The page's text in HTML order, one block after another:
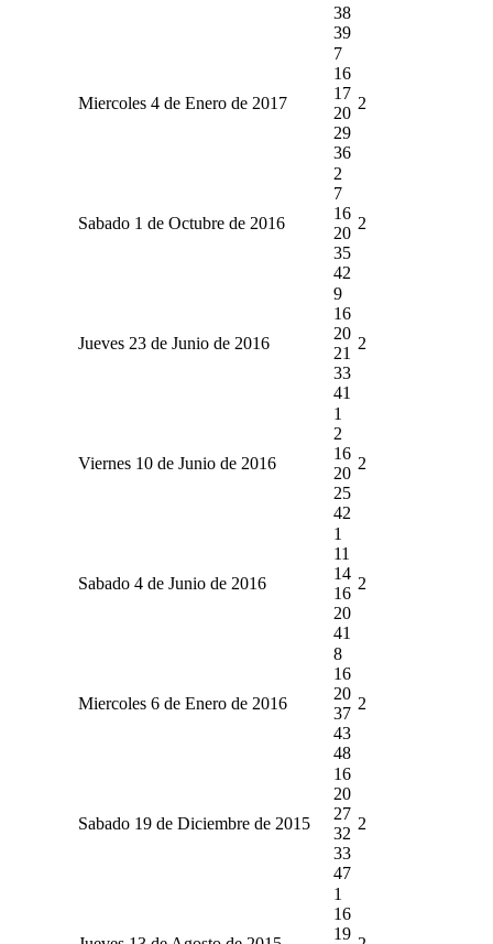
38
39
Miercoles 4 de Enero de 2017
7
16
17
20
29
36
2
Sabado 1 de Octubre de 2016
2
7
16
20
35
42
2
Jueves 23 de Junio de 2016
9
16
20
21
33
41
2
Viernes 10 de Junio de 2016
1
2
16
20
25
42
2
Sabado 4 de Junio de 2016
1
11
14
16
20
41
2
Miercoles 6 de Enero de 2016
8
16
20
37
43
48
2
Sabado 19 de Diciembre de 2015
16
20
27
32
33
47
2
1
16
19